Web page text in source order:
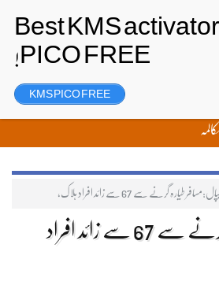
رجسٹر
طیارہ گرنے سے 67 سے زائد افراد ہلاک،
نیپال:مسافر طیارہ گرنے سے 67 سے زائد افراد
KMS PICO FREE